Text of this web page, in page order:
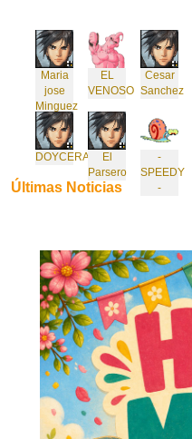
Maria
jose
Minguez
f
EL
VENOSO
Cesar
Sanchez
DOYCERA
El
Parsero
-
SPEEDY
-
Últimas Noticias